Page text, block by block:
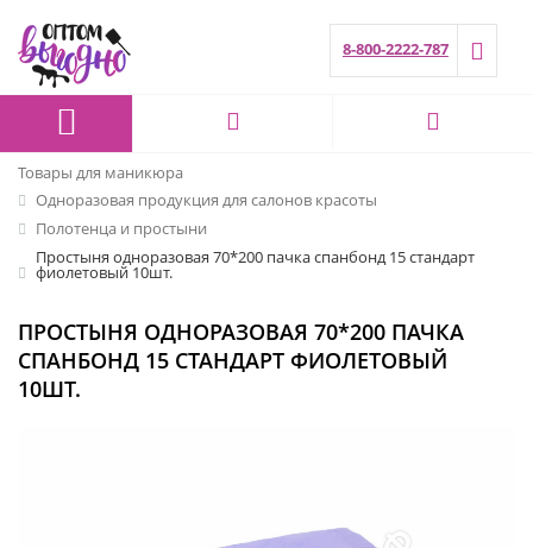
8-800-2222-787
Товары для маникюра
Одноразовая продукция для салонов красоты
Полотенца и простыни
Простыня одноразовая 70*200 пачка спанбонд 15 стандарт
фиолетовый 10шт.
ПРОСТЫНЯ ОДНОРАЗОВАЯ 70*200 ПАЧКА
СПАНБОНД 15 СТАНДАРТ ФИОЛЕТОВЫЙ
10ШТ.